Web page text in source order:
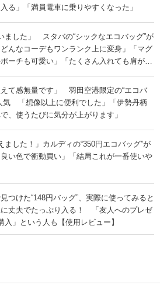
入る」「満員電車に乗りやすくなった」
ました」 スタバの“シックなエコバッグ”が
んなコーデもワンランク上に変身」「マグ
ーチも可愛い」「たくさん入れても肩が痛
えて感無量です」 羽田空港限定の“エコバ
気 「想像以上に便利でした」「伊勢丹柄
、使うたびに気分が上がります」
ました！」カルディの“350円エコバッグ”が
い色で衝動買い」「結局これが一番使いや
つけた“148円バッグ”、実際に使ってみると
丈夫でたっぷり入る！ 「友人へのプレゼ
入」という人も【使用レビュー】